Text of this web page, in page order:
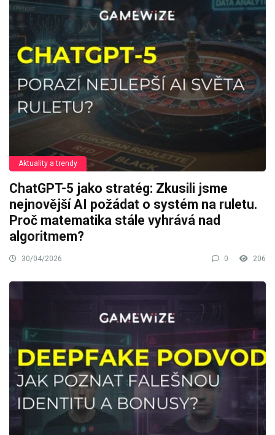
Aktuality a trendy
ChatGPT-5 jako stratég: Zkusili jsme
nejnovější AI požádat o systém na ruletu.
Proč matematika stále vyhrává nad
algoritmem?
30/04/2026 0 206